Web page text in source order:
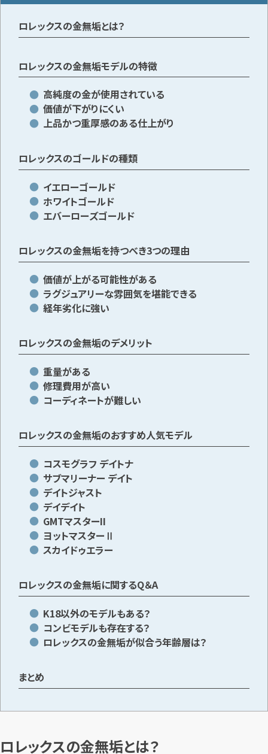
ロレックスの金無垢とは？
ロレックスの金無垢モデルの特徴
高純度の金が使用されている
価値が下がりにくい
上品かつ重厚感のある仕上がり
ロレックスのゴールドの種類
イエローゴールド
ホワイトゴールド
エバーローズゴールド
ロレックスの金無垢を持つべき3つの理由
価値が上がる可能性がある
ラグジュアリーな雰囲気を堪能できる
経年劣化に強い
ロレックスの金無垢のデメリット
重量がある
修理費用が高い
コーディネートが難しい
ロレックスの金無垢のおすすめ人気モデル
コスモグラフ デイトナ
サブマリーナー デイト
デイトジャスト
デイデイト
GMTマスターII
ヨットマスターⅡ
スカイドゥエラー
ロレックスの金無垢に関するQ＆A
K18以外のモデルもある？
コンビモデルも存在する？
ロレックスの金無垢が似合う年齢層は？
まとめ
ロレックスの金無垢とは？